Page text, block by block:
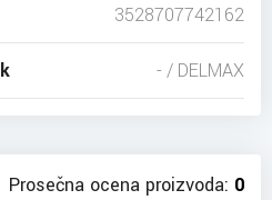
3528707742162
- / DELMAX
Prosečna ocena proizvoda: 0